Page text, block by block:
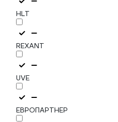
HLT
REXANT
UVE
ЕВРОПАРТНЕР